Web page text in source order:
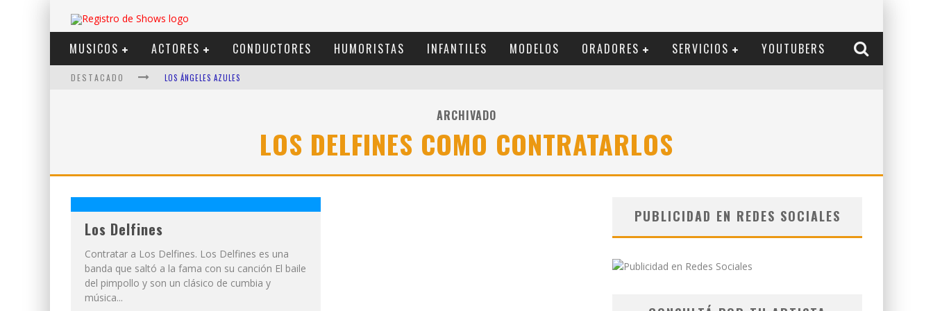
MUSICOS ACTORES CONDUCTORES HUMORISTAS INFANTILES MODELOS ORADORES SERVICIOS YOUTUBERS
DESTACADO LOS ÁNGELES AZULES
DUKI
ARCHIVADO
LOS DELFINES COMO CONTRATARLOS
Los Delfines
Contratar a Los Delfines. Los Delfines es una
banda que saltó a la fama con su canción El baile
del pimpollo y son un clásico de cumbia y
música...
PUBLICIDAD EN REDES SOCIALES